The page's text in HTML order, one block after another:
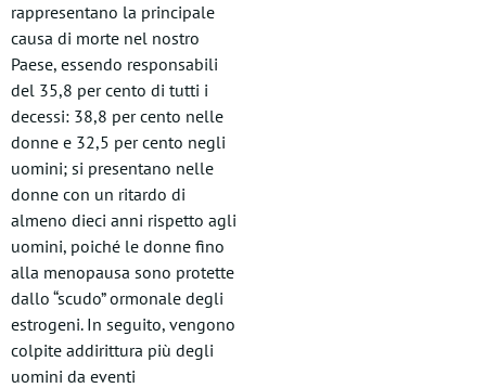
rappresentano la principale
causa di morte nel nostro
Paese, essendo responsabili
del 35,8 per cento di tutti i
decessi: 38,8 per cento nelle
donne e 32,5 per cento negli
uomini; si presentano nelle
donne con un ritardo di
almeno dieci anni rispetto agli
uomini, poiché le donne fino
alla menopausa sono protette
dallo “scudo” ormonale degli
estrogeni. In seguito, vengono
colpite addirittura più degli
uomini da eventi